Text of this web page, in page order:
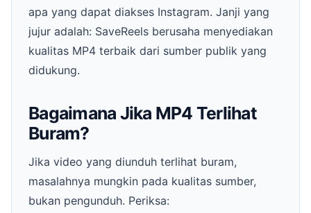
apa yang dapat diakses Instagram. Janji yang
jujur adalah: SaveReels berusaha menyediakan
kualitas MP4 terbaik dari sumber publik yang
didukung.
Bagaimana Jika MP4 Terlihat
Buram?
Jika video yang diunduh terlihat buram,
masalahnya mungkin pada kualitas sumber,
bukan pengunduh. Periksa: